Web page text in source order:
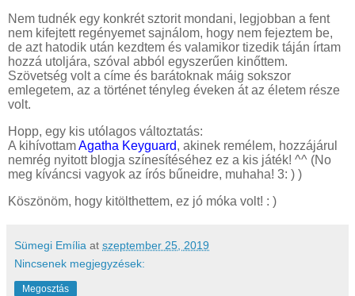
Nem tudnék egy konkrét sztorit mondani, legjobban a fent
nem kifejtett regényemet sajnálom, hogy nem fejeztem be,
de azt hatodik után kezdtem és valamikor tizedik táján írtam
hozzá utoljára, szóval abból egyszerűen kinőttem.
Szövetség volt a címe és barátoknak máig sokszor
emlegetem, az a történet tényleg éveken át az életem része
volt.
Hopp, egy kis utólagos változtatás:
A kihívottamAgatha Keyguard, akinek remélem, hozzájárul
nemrég nyitott blogja színesítéséhez ez a kis játék! ^^ (No
meg kíváncsi vagyok az írós bűneidre, muhaha! 3: ) )
Köszönöm, hogy kitölthettem, ez jó móka volt! : )
Sümegi Emília at szeptember 25, 2019
Nincsenek megjegyzések:
Megosztás